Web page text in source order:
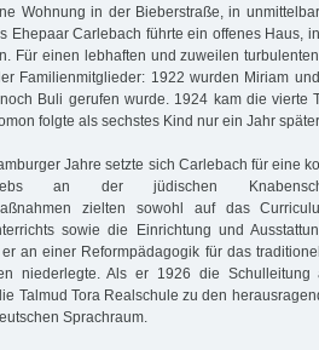
Wohnung in der Bieberstraße, in
Ehepaar Carlebach führte ein offenes Haus,
Für einen lebhaften und zuweilen
Familienmitglieder: 1922 wurden Miriam
Buli gerufen wurde. 1924 kam die vierte
folgte als sechstes Kind nur ein Jahr
Jahre setzte sich Carlebach für eine
an der jüdischen
zielten sowohl auf das
sowie die Einrichtung und
an einer Reformpädagogik für das
niederlegte. Als er 1926 die Schulleitung
Talmud Tora Realschule zu den
Sprachraum.